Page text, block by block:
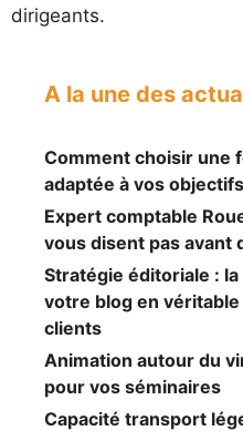
dirigeants.
A la une des
Comment choisir une
adaptée à vos
Expert comptable
vous disent pas avant
Stratégie éditoriale :
votre blog en véritable
clients
Animation autour du
pour vos séminaires
Capacité transport